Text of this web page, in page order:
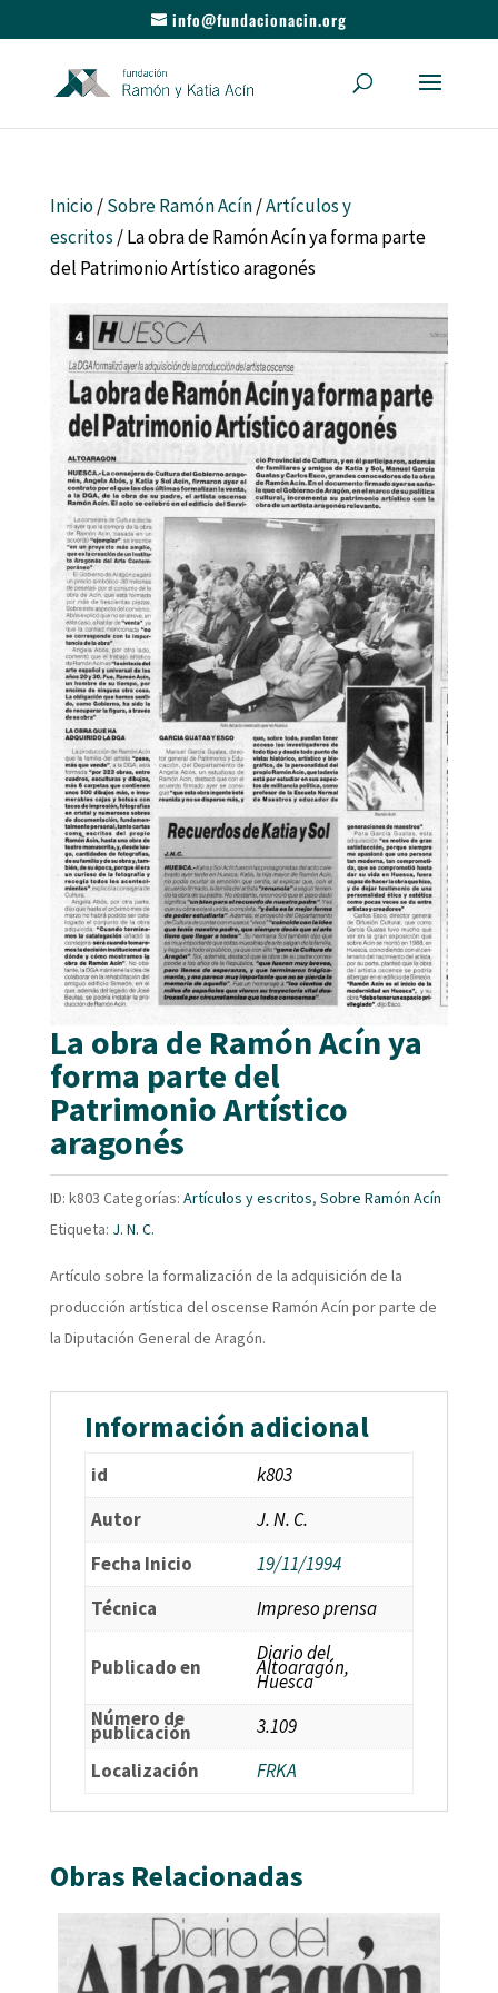
info@fundacionacin.org
Inicio/Sobre Ramón Acín/Artículos y
escritos / La obra de Ramón Acín ya forma parte
del Patrimonio Artístico aragonés
La obra de Ramón Acín ya
forma parte del
Patrimonio Artístico
aragonés
ID: k803 Categorías: Artículos y escritos, Sobre Ramón Acín
Etiqueta: J. N. C.
Artículo sobre la formalización de la adquisición de la
producción artística del oscense Ramón Acín por parte de
la Diputación General de Aragón.
Información adicional
id
k803
Autor
J. N. C.
Fecha Inicio
19/11/1994
Técnica
Impreso prensa
Publicado en
Diario del
Altoaragón,
Huesca
Número de
publicación
3.109
Localización
FRKA
Obras Relacionadas